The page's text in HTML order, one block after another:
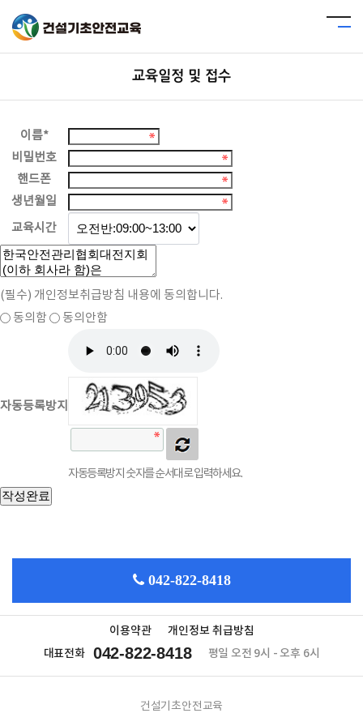
교육일정 및 접수
이름*
비밀번호
핸드폰
생년월일
교육시간
(필수) 개인정보취급방침 내용에 동의합니다.
동의함
동의안함
자동등록방지
자동등록방지 숫자를 순서대로 입력하세요.
042-822-8418
이용약관
개인정보 취급방침
대표전화 042-822-8418 평일 오전 9시 - 오후 6시
건설기초안전교육